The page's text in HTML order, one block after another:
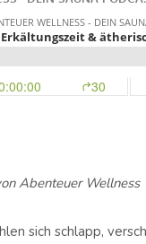
Abenteuer Wellness
sich schlapp,